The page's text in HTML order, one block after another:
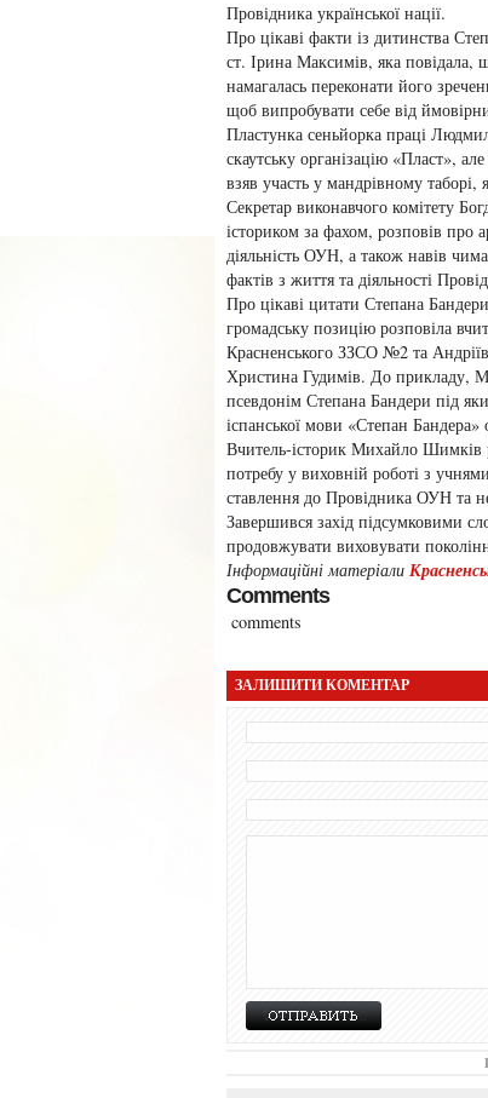
Провідника української нації.
Про цікаві факти із дитинства
ст. Ірина Максимів, яка повідала,
намагалась переконати його
щоб випробувати себе від
Пластунка сеньйорка праці
скаутську організацію «Пласт»,
взяв участь у мандрівному
Секретар виконавчого комітету
істориком за фахом, розповів про
діяльність ОУН, а також навів
фактів з життя та діяльності
Про цікаві цитати Степана
громадську позицію розповіла
Красненського ЗЗСО №2 та
Христина Гудимів. До прикладу,
псевдонім Степана Бандери під
іспанської мови «Степан Бандера»
Вчитель-історик Михайло Шимків
потребу у виховній роботі з
ставлення до Провідника ОУН та
Завершився захід підсумковими
продовжувати виховувати
Інформаційні матеріали
Comments
comments
ЗАЛИШИТИ КОМЕНТАР